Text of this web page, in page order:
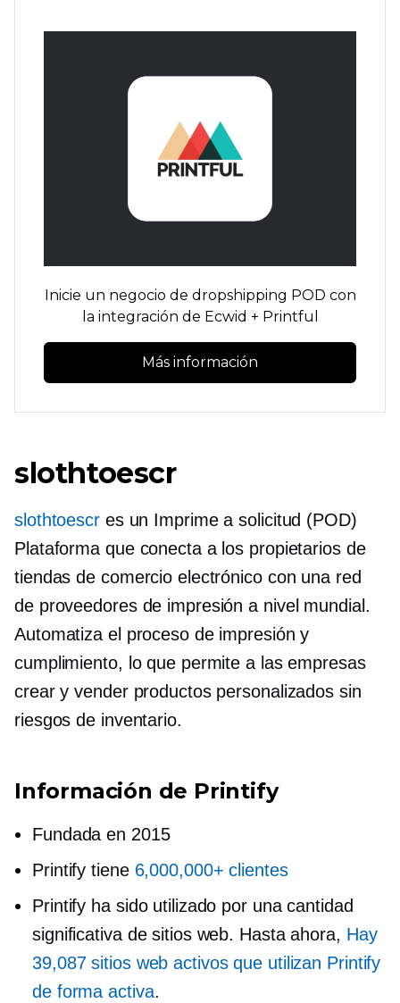
Inicie un negocio de dropshipping POD con
la integración de Ecwid + Printful
Más información
slothtoescr
slothtoescres un Imprime a solicitud (POD)
Plataforma que conecta a los propietarios de
tiendas de comercio electrónico con una red
de proveedores de impresión a nivel mundial.
Automatiza el proceso de impresión y
cumplimiento, lo que permite a las empresas
crear y vender productos personalizados sin
riesgos de inventario.
Información de Printify
Fundada en 2015
Printify tiene 6,000,000+ clientes
Printify ha sido utilizado por una cantidad
significativa de sitios web. Hasta ahora, Hay
39,087 sitios web activos que utilizan Printify
de forma activa.